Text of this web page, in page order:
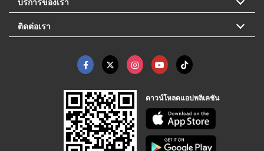
ติดต่อเรา
ดาวน์โหลดแอปพลิเคชัน